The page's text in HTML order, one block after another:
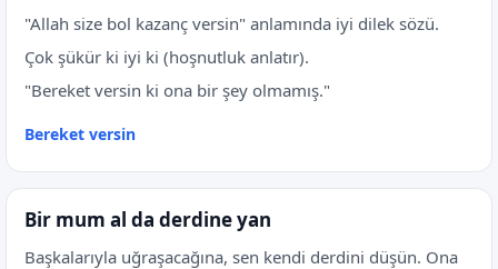
"Allah size bol kazanç versin" anlamında iyi dilek sözü.
Çok şükür ki iyi ki (hoşnutluk anlatır).
"Bereket versin ki ona bir şey olmamış."
Bereket versin
Bir mum al da derdine yan
Başkalarıyla uğraşacağına, sen kendi derdini düşün. Ona